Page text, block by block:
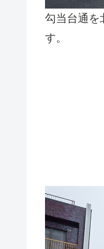
勾当台通を
す。